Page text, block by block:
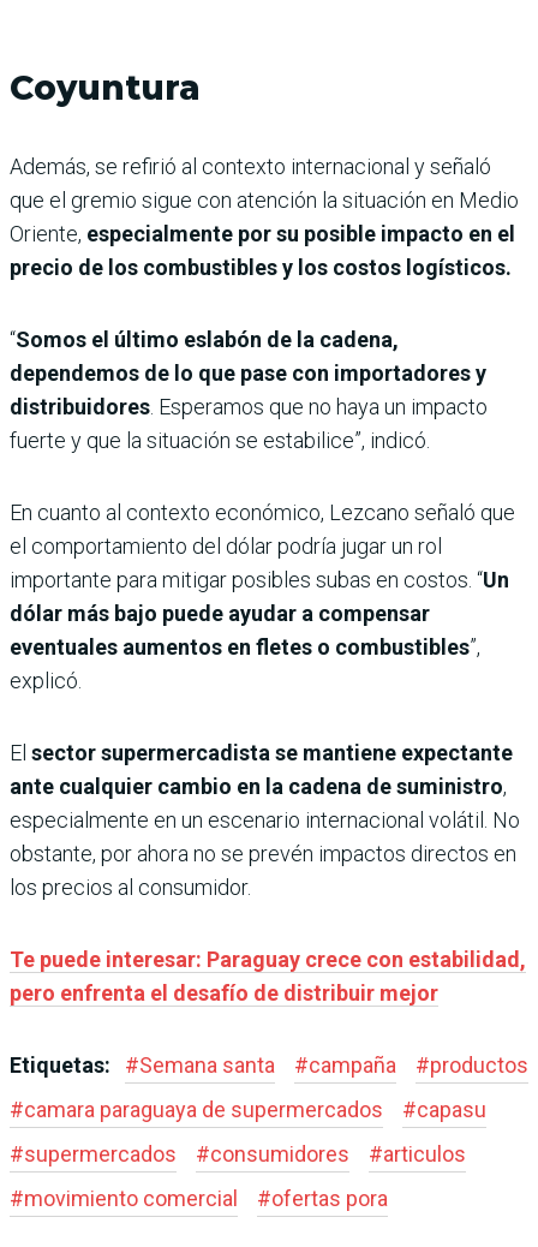
Coyuntura
Además, se refirió al contexto internacional y señaló
que el gremio sigue con atención la situación en Medio
Oriente, especialmente por su posible impacto en el
precio de los combustibles y los costos logísticos.
“Somos el último eslabón de la cadena,
dependemos de lo que pase con importadores y
distribuidores. Esperamos que no haya un impacto
fuerte y que la situación se estabilice”, indicó.
En cuanto al contexto económico, Lezcano señaló que
el comportamiento del dólar podría jugar un rol
importante para mitigar posibles subas en costos. “Un
dólar más bajo puede ayudar a compensar
eventuales aumentos en fletes o combustibles”,
explicó.
El sector supermercadista se mantiene expectante
ante cualquier cambio en la cadena de suministro,
especialmente en un escenario internacional volátil. No
obstante, por ahora no se prevén impactos directos en
los precios al consumidor.
Te puede interesar: Paraguay crece con estabilidad,
pero enfrenta el desafío de distribuir mejor
Etiquetas: #Semana santa #campaña #productos
#camara paraguaya de supermercados #capasu
#supermercados #consumidores #articulos
#movimiento comercial #ofertas pora